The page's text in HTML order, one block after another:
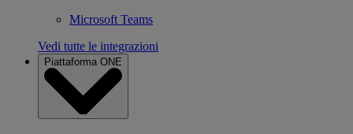
Microsoft Teams
Vedi tutte le integrazioni
Piattaforma ONE